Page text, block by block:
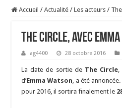
Accueil / Actualité / Les acteurs /
The Circle, avec
ag4400 28 octobre 2016
La date de sortie de The Circle,
d’Emma Watson, a été
pour 2016, il sortira finalement le